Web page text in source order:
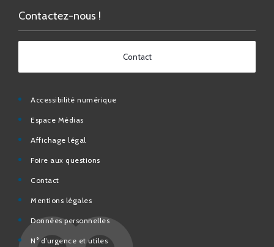
Contact
Accessibilité numérique
Charte de modération et de bonne conduite des Réseaux